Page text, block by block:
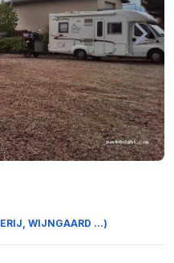
WIJNGAARD ...)